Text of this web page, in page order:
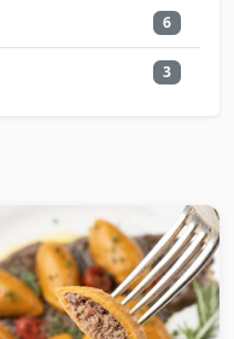
6
3